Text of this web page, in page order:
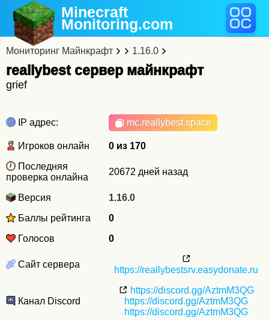
Minecraft
Monitoring.com
Мониторинг Майнкрафт 1.16.0
reallybest cервер майнкрафт
grief
IP адрес: mc.reallybest.space
Игроков онлайн
0 из 170
Последняя
проверка онлайна
20672 дней назад
Версия
1.16.0
Баллы рейтинга
0
Голосов
0
Сайт сервера
https://reallybestsrv.easydonate.ru
Канал Discord
https://discord.gg/AztmM3QG
https://discord.gg/AztmM3QG
https://discord.gg/AztmM3QG